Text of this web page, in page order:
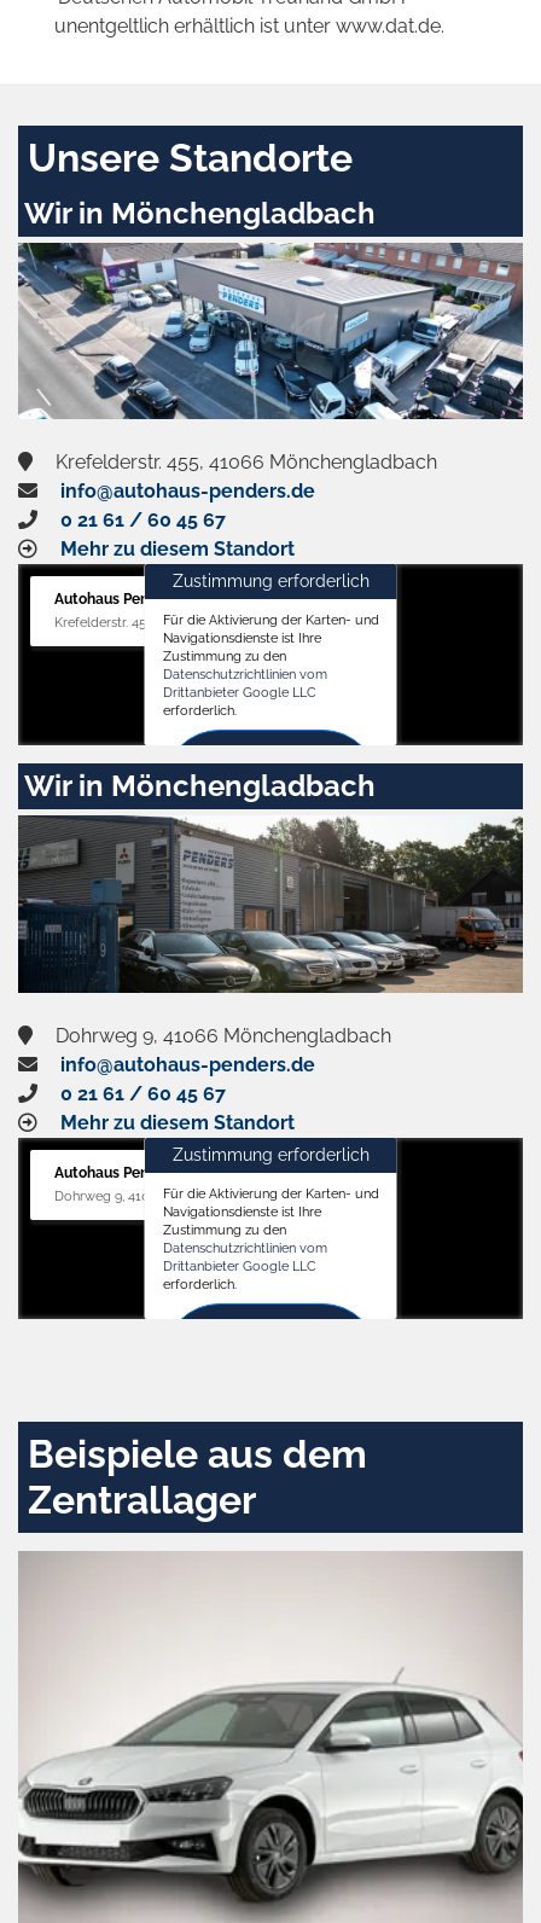
unentgeltlich erhältlich ist unter www.dat.de.
Unsere Standorte
Wir in Mönchengladbach
Krefelderstr. 455, 41066 Mönchengladbach
info@autohaus-penders.de
0 21 61 / 60 45 67
Mehr zu diesem Standort
Autohaus Penders (Verkauf)
Krefelderstr. 455, 41066 Mönchengladbach
Zustimmung erforderlich
Für die Aktivierung der Karten- und
Navigationsdienste ist Ihre
Zustimmung zu den
Datenschutzrichtlinien vom
Drittanbieter Google LLC
erforderlich.
Zustimmen
und
aktivieren
Wir in Mönchengladbach
Dohrweg 9, 41066 Mönchengladbach
info@autohaus-penders.de
0 21 61 / 60 45 67
Mehr zu diesem Standort
Autohaus Penders (Service)
Dohrweg 9, 41066 Mönchengladbach
Zustimmung erforderlich
Für die Aktivierung der Karten- und
Navigationsdienste ist Ihre
Zustimmung zu den
Datenschutzrichtlinien vom
Drittanbieter Google LLC
erforderlich.
Beispiele aus dem
Zentrallager